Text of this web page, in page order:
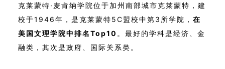
克莱蒙特·麦肯纳学院位于加州南部城市克莱蒙特，建
校于1946年，是克莱蒙特5C盟校中第3所学院， 在
美国文理学院中排名Top10 。最好的学科是经济、金
融类，其次是政府、国际关系类。